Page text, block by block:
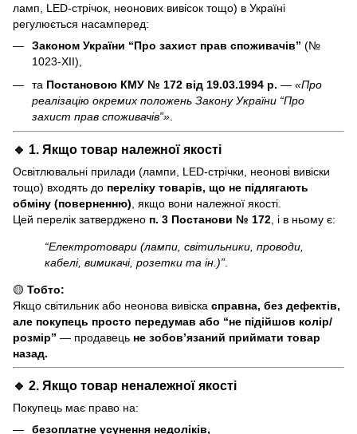
ламп, LED-стрічок, неонових вивісок тощо) в Україні
регулюється насамперед:
Законом України “Про захист прав споживачів” (№
1023-XII),
та Постановою КМУ № 172 від 19.03.1994 р. — «Про
реалізацію окремих положень Закону України “Про
захист прав споживачів”»
🔹 1. Якщо товар належної якості
Освітлювальні прилади (лампи, LED-стрічки, неонові вивіски
тощо) входять до переліку товарів, що не підлягають
обміну (поверненню) , якщо вони належної якості.
Цей перелік затверджено п. 3 Постанови № 172 , і в ньому є:
“Електротовари (лампи, світильники, проводи,
кабелі, вимикачі, розетки та ін.)”
🟡 Тобто:
Якщо світильник або неонова вивіска справна, без дефектів,
але покупець просто передумав або “не підійшов колір/
розмір” — продавець не зобов’язаний приймати товар
назад.
🔹 2. Якщо товар неналежної якості
Покупець має право на:
безоплатне усунення недоліків,